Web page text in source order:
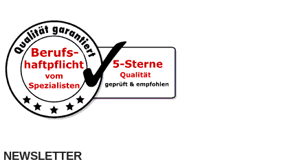
NEWSLETTER